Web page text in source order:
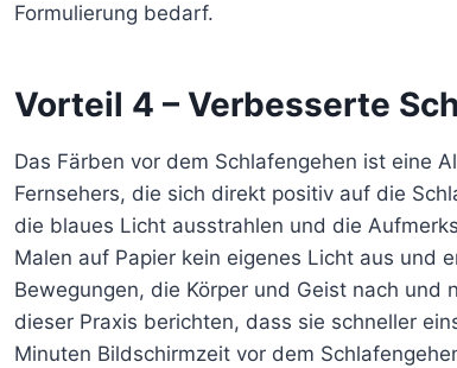
Formulierung bedarf.
Vorteil 4 – Verbesserte
Das Färben vor dem Schlafengehen ist eine
Fernsehers, die sich direkt positiv auf die
die blaues Licht ausstrahlen und die
Malen auf Papier kein eigenes Licht aus und
Bewegungen, die Körper und Geist nach und
dieser Praxis berichten, dass sie schneller
Minuten Bildschirmzeit vor dem